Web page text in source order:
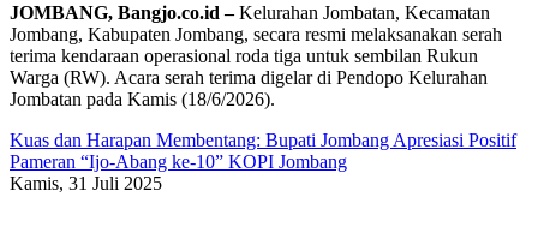
JOMBANG, Bangjo.co.id –Kelurahan Jombatan, Kecamatan
Jombang, Kabupaten Jombang, secara resmi melaksanakan serah
terima kendaraan operasional roda tiga untuk sembilan Rukun
Warga (RW). Acara serah terima digelar di Pendopo Kelurahan
Jombatan pada Kamis (18/6/2026).
Kuas dan Harapan Membentang: Bupati Jombang Apresiasi Positif
Pameran “Ijo-Abang ke-10” KOPI Jombang
Kamis, 31 Juli 2025